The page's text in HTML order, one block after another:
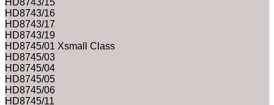
HD8743/16
HD8743/17
HD8743/19
HD8745/01 Xsmall Class
HD8745/03
HD8745/04
HD8745/05
HD8745/06
HD8745/11